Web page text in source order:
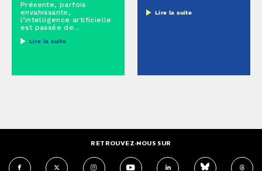
Présente, parfois
envahissante,
l’intelligence artificielle
est passée de...
Lire la suite
Lire la suite
RETROUVEZ-NOUS SUR